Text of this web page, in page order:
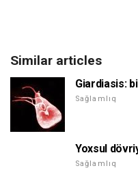
Similar articles
Giardiasis:
Sağlamlıq
Yoxsul
Sağlamlıq